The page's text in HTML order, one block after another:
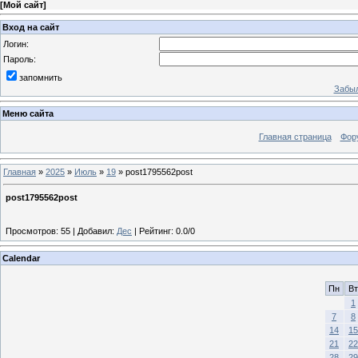
[Мой сайт]
Вход на сайт
Логин:
Пароль:
запомнить
Меню сайта
Главная страница
Главная » 2025 » Июль » 19 » post1795562post
post1795562post
Просмотров: 55 | Добавил: Дес | Рейтинг: 0.0/0
Calendar
Пн
Вт
1
7
8
14
15
21
22